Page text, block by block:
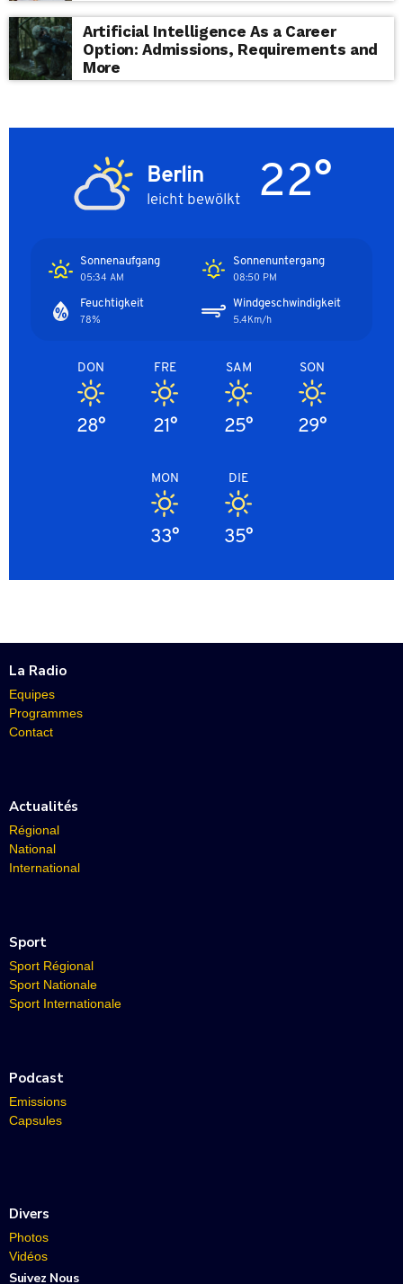
Artificial Intelligence As a Career
Option: Admissions, Requirements and
More
Berlin
leicht bewölkt 22°
Sonnenaufgang
05:34 AM
Sonnenuntergang
08:50 PM
Feuchtigkeit
78%
Windgeschwindigkeit
5.4Km/h
DON
28°
FRE
21°
SAM
25°
SON
29°
MON
33°
DIE
35°
La Radio
Equipes
Programmes
Contact
Actualités
Régional
National
International
Sport
Sport Régional
Sport Nationale
Sport Internationale
Podcast
Emissions
Capsules
Divers
Photos
Vidéos
Suivez Nous